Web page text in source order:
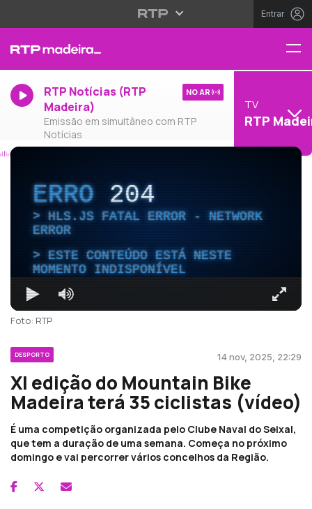
Entrar
RTP Notícias (RTP
Madeira)
Emissão em simultâneo com RTP
Notícias
NO AR
TV
RTP
ERRO204
HLS.JS FATAL ERROR - NETWORK
ERROR
ESTE CONTEÚDO ESTÁ NESTE
MOMENTO INDISPONÍVEL
Foto: RTP
DESPORTO 14 nov, 2025, 22:29
XI edição do Mountain Bike
Madeira terá 35 ciclistas (vídeo)
É uma competição organizada pelo Clube Naval do Seixal,
que tem a duração de uma semana. Começa no próximo
domingo e vai percorrer vários concelhos da Região.